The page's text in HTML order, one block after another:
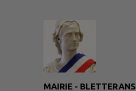
MAIRIE - BLETTERANS